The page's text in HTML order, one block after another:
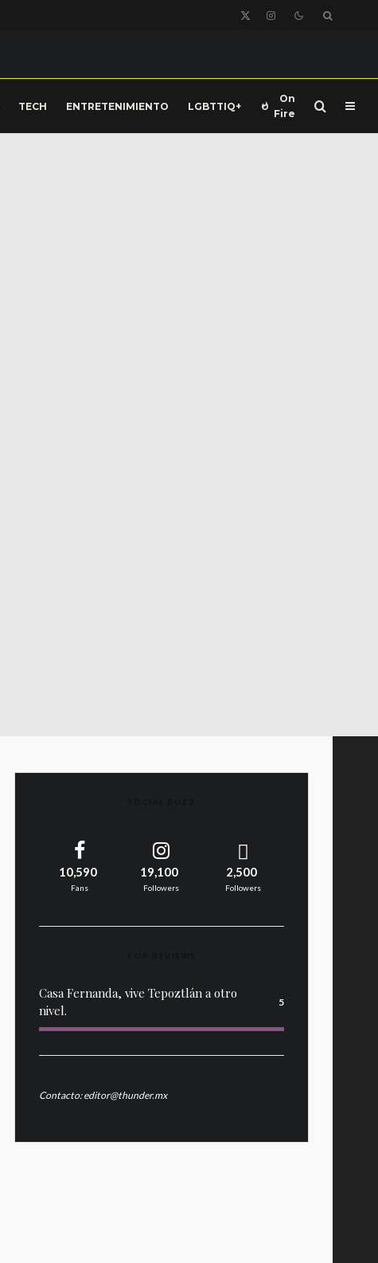
TECH ENTRETENIMIENTO LGBTTIQ+
On
Fire
10,590
Fans
19,100
Followers
2,500
Followers
Casa Fernanda, vive Tepoztlán a otro
nivel.
5
Contacto: editor@thunder.mx